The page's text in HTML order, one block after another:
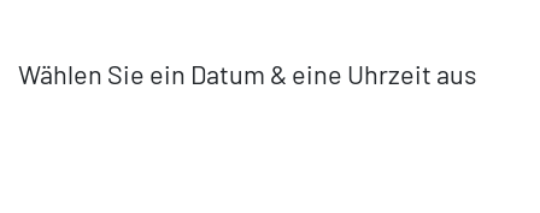
Wählen Sie ein Datum & eine Uhrzeit aus